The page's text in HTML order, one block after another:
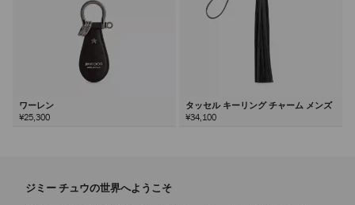
ワーレン
¥25,300
タッセル キーリング チャーム メンズ
¥34,100
ジミー チュウの世界へようこそ